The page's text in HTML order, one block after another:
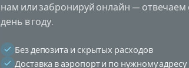
нам или забронируй онлайн — отвечаем
день в году.
Без депозита и скрытых расходов
Доставка в аэропорт и по нужному адресу